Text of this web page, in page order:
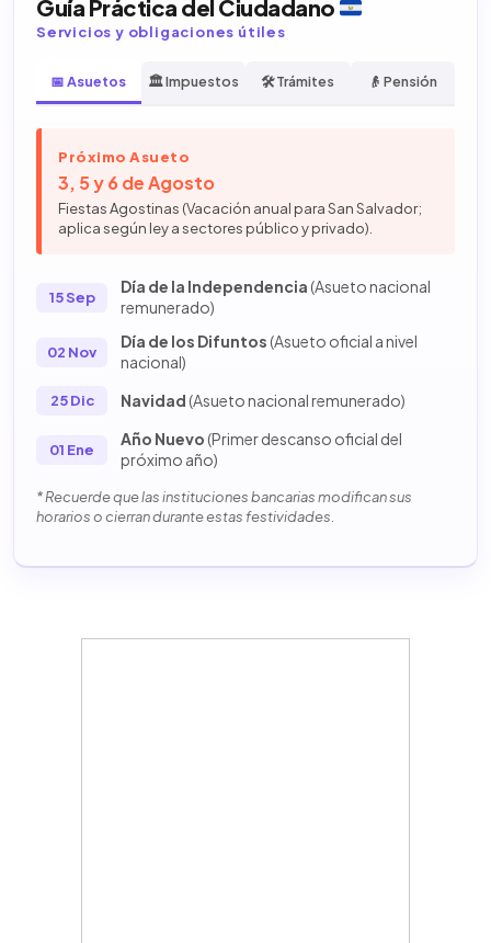
Guía Práctica del Ciudadano
Servicios y obligaciones útiles
📅 Asuetos 🏛️ Impuestos 🛠️ Trámites 👴 Pensión
Próximo Asueto
3, 5 y 6 de Agosto
Fiestas Agostinas (Vacación anual para San Salvador;
aplica según ley a sectores público y privado).
15 Sep
Día de la Independencia(Asueto nacional
remunerado)
02 Nov
Día de los Difuntos(Asueto oficial a nivel
nacional)
25 Dic Navidad(Asueto nacional remunerado)
01 Ene
Año Nuevo(Primer descanso oficial del
próximo año)
* Recuerde que las instituciones bancarias modifican sus
horarios o cierran durante estas festividades.